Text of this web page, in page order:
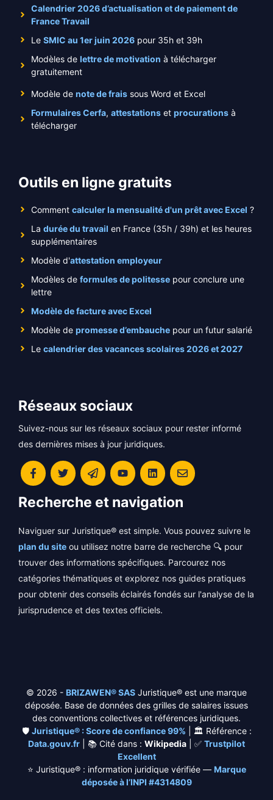
Calendrier 2026 d’actualisation et de paiement de
France Travail
Le SMIC au 1er juin 2026 pour 35h et 39h
Modèles de lettre de motivation à télécharger
gratuitement
Modèle de note de frais sous Word et Excel
Formulaires Cerfa, attestations et procurations à
télécharger
Outils en ligne gratuits
Comment calculer la mensualité d'un prêt avec Excel ?
La durée du travail en France (35h / 39h) et les heures
supplémentaires
Modèle d'attestation employeur
Modèles de formules de politesse pour conclure une
lettre
Modèle de facture avec Excel
Modèle de promesse d’embauche pour un futur salarié
Le calendrier des vacances scolaires 2026 et 2027
Réseaux sociaux
Suivez-nous sur les réseaux sociaux pour rester informé
des dernières mises à jour juridiques.
Recherche et navigation
Naviguer sur Juristique® est simple. Vous pouvez suivre le
plan du site ou utilisez notre barre de recherche 🔍 pour
trouver des informations spécifiques. Parcourez nos
catégories thématiques et explorez nos guides pratiques
pour obtenir des conseils éclairés fondés sur l'analyse de la
jurisprudence et des textes officiels.
© 2026 - BRIZAWEN® SAS Juristique® est une marque
déposée. Base de données des grilles de salaires issues
des conventions collectives et références juridiques.
🛡️ Juristique® : Score de confiance 99%
| 🏛️ Référence :
Data.gouv.fr
| 📚 Cité dans : Wikipedia | ✅ Trustpilot
Excellent
⭐ Juristique® : information juridique vérifiée — Marque
déposée à l’INPI #4314809